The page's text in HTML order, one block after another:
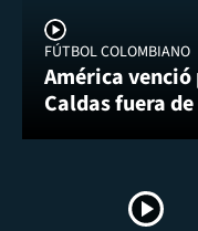
FÚTBOL COLOMBIANO
América
Caldas fuera de